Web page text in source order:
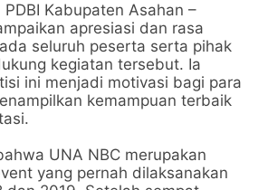
Kabupaten Asahan –
apresiasi dan rasa
seluruh peserta serta pihak
kegiatan tersebut. Ia
ini menjadi motivasi bagi para
kemampuan terbaik
UNA NBC merupakan
yang pernah dilaksanakan